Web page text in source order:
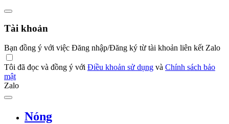
Tài khoản
Bạn đồng ý với việc Đăng nhập/Đăng ký từ tài khoản liên kết Zalo
Tôi đã đọc và đồng ý với Điều khoản sử dụng và Chính sách bảo
mật
Zalo
Nóng